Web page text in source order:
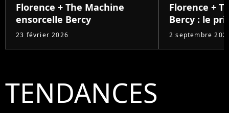
Florence + The Machine
ensorcelle Bercy
23 février 2026
Florence +
Bercy : le
2 septembre
TENDANCES